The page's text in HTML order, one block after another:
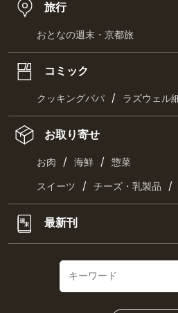
旅行
おとなの週末・京都旅
コミック
クッキングパパ / ラズウェル
お取り寄せ
お肉 / 海鮮 / 惣菜
スイーツ / チーズ・乳製品 /
最新刊